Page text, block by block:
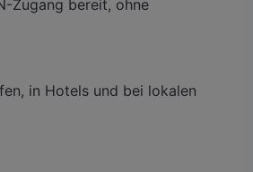
Zugang bereit, ohne
in Hotels und bei lokalen